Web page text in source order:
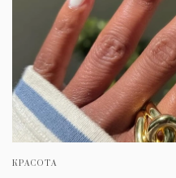
КРАСОТА